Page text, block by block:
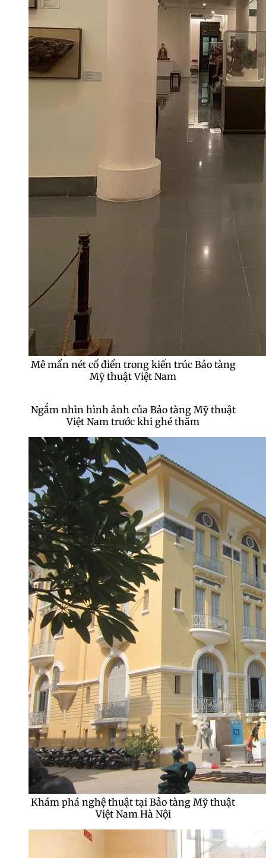
Mê mẩn nét cổ điển trong kiến trúc Bảo tàng
Mỹ thuật Việt Nam
Ngắm nhìn hình ảnh của Bảo tàng Mỹ thuật
Việt Nam trước khi ghé thăm
Khám phá nghệ thuật tại Bảo tàng Mỹ thuật
Việt Nam Hà Nội